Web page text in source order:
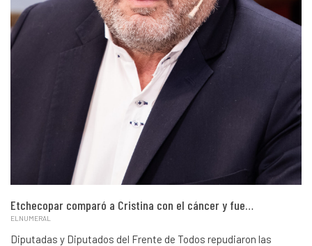
Etchecopar comparó a Cristina con el cáncer y fue…
ELNUMERAL
Diputadas y Diputados del Frente de Todos repudiaron las